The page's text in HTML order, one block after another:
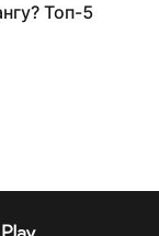
Топ-5